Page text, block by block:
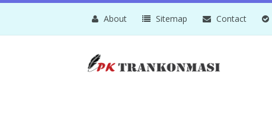
About Sitemap Contact